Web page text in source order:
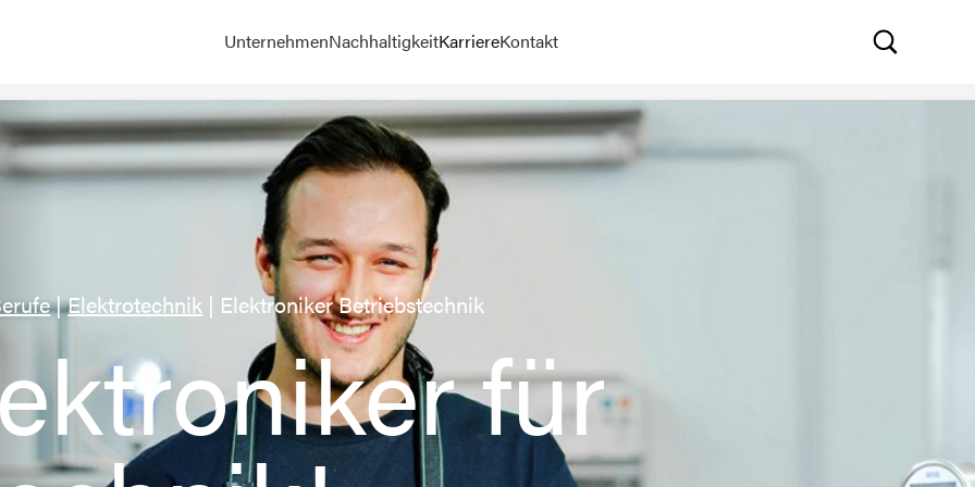
UnternehmenNachhaltigkeitKarriereKontakt ×
|Elektrotechnik | Elektroniker Betriebstechnik
für